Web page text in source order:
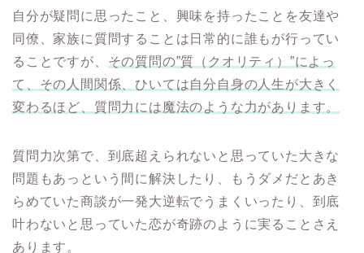
自分が疑問に思ったこと、興味を持ったことを友達や
同僚、家族に質問することは日常的に誰もが行ってい
ることですが、 その質問の”質（クオリティ）”によっ
て、その人間関係、ひいては自分自身の人生が大きく
変わるほど、質問力には魔法のような力があります。
質問力次第で、到底超えられないと思っていた大きな
問題もあっという間に解決したり、もうダメだとあき
らめていた商談が一発大逆転でうまくいったり、到底
叶わないと思っていた恋が奇跡のように実ることさえ
あります。